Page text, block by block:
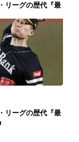
リーグの歴代『最
リーグの歴代『最